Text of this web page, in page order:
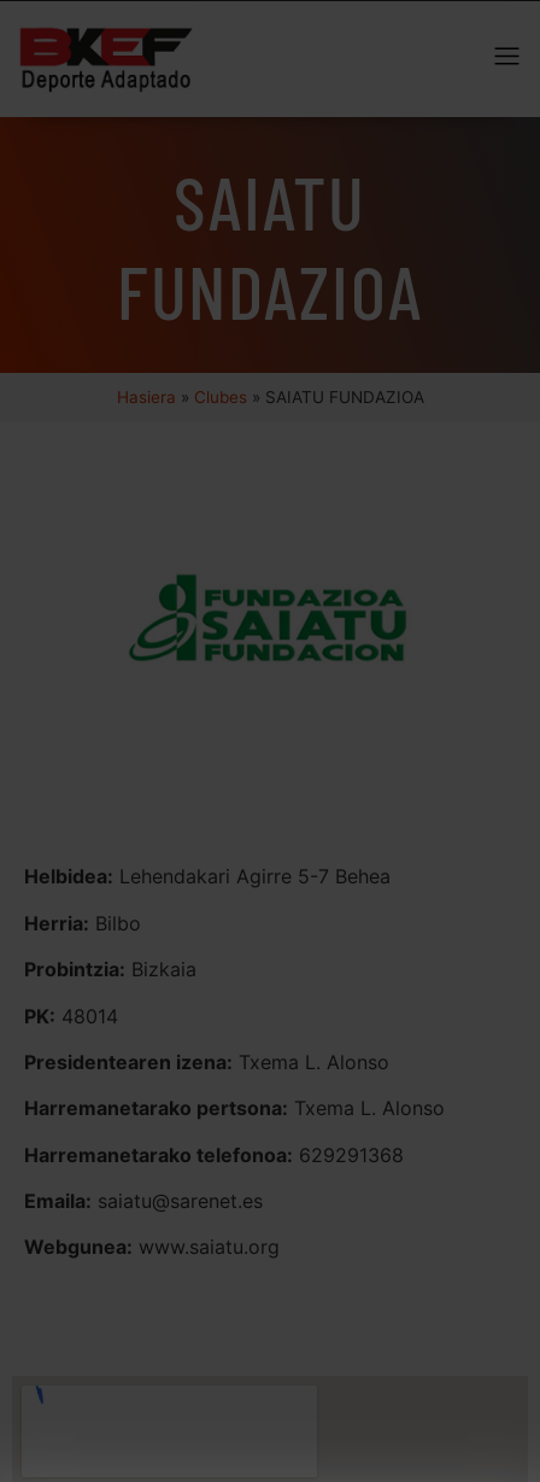
SAIATU
FUNDAZIOA
Hasiera » Clubes » SAIATU FUNDAZIOA
Helbidea: Lehendakari Agirre 5-7 Behea
Herria: Bilbo
Probintzia: Bizkaia
PK: 48014
Presidentearen izena: Txema L. Alonso
Harremanetarako pertsona: Txema L. Alonso
Harremanetarako telefonoa: 629291368
Emaila: saiatu@sarenet.es
Webgunea: www.saiatu.org